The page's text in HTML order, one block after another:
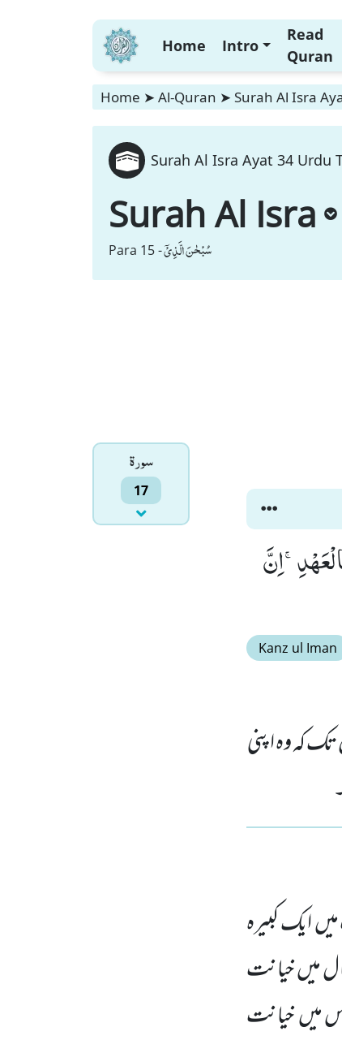
Home Intro
Read
Quran
Home ➤ Al-Quran ➤ Surah Al Isra
Surah Al Isra Ayat 34 Urdu
Surah Al Isra
Para 15 -سُبْحٰنَ الَّذِیْۤ
سورۃ
17
اِنَّ
Kanz ul Iman
کہ وہ اپنی
ایک کبیرہ
میں خیانت
میں خیانت